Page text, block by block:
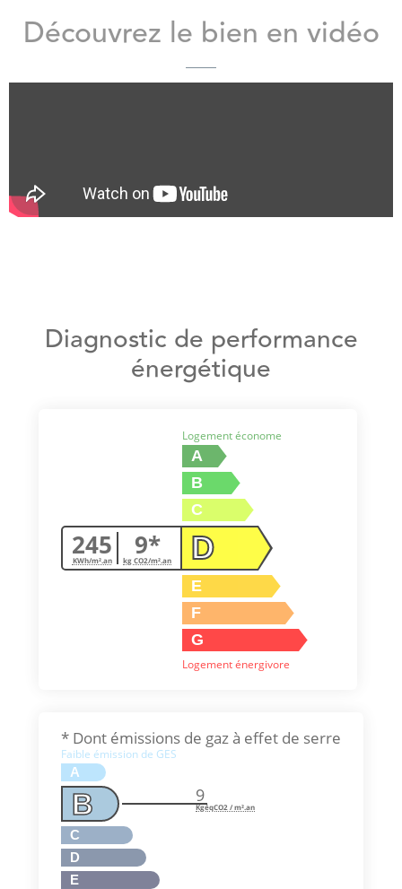
Découvrez le bien en vidéo
Diagnostic de performance
énergétique
245
KWh/m².an 9*
kg CO2/m².an
Logement économe
A
B
C
D
E
F
G
Logement énergivore
* Dont émissions de gaz à effet de serre
Faible émission de GES
A
B
C
D
E
9
KgéqCO2 / m².an